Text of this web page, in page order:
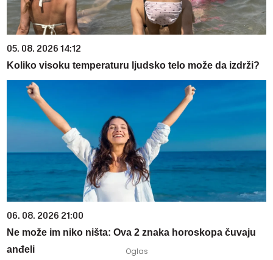
05. 08. 2026 14:12
Koliko visoku temperaturu ljudsko telo može da izdrži?
06. 08. 2026 21:00
Ne može im niko ništa: Ova 2 znaka horoskopa čuvaju
anđeli